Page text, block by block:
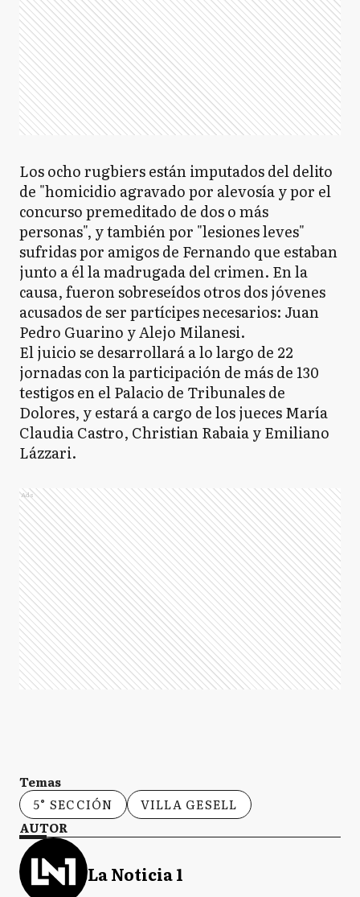
Los ocho rugbiers están imputados del delito
de "homicidio agravado por alevosía y por el
concurso premeditado de dos o más
personas", y también por "lesiones leves"
sufridas por amigos de Fernando que estaban
junto a él la madrugada del crimen. En la
causa, fueron sobreseídos otros dos jóvenes
acusados de ser partícipes necesarios: Juan
Pedro Guarino y Alejo Milanesi.
El juicio se desarrollará a lo largo de 22
jornadas con la participación de más de 130
testigos en el Palacio de Tribunales de
Dolores, y estará a cargo de los jueces María
Claudia Castro, Christian Rabaia y Emiliano
Lázzari.
Ads
Temas
5° SECCIÓN
VILLA GESELL
AUTOR
La Noticia 1